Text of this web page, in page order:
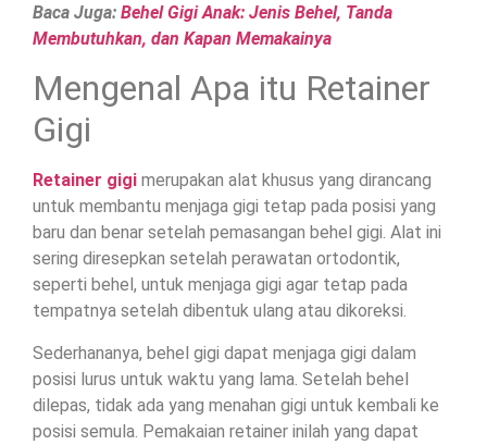
Baca Juga: Behel Gigi Anak: Jenis Behel, Tanda
Membutuhkan, dan Kapan Memakainya
Mengenal Apa itu Retainer
Gigi
Retainer gigi merupakan alat khusus yang dirancang
untuk membantu menjaga gigi tetap pada posisi yang
baru dan benar setelah pemasangan behel gigi. Alat ini
sering diresepkan setelah perawatan ortodontik,
seperti behel, untuk menjaga gigi agar tetap pada
tempatnya setelah dibentuk ulang atau dikoreksi.
Sederhananya, behel gigi dapat menjaga gigi dalam
posisi lurus untuk waktu yang lama. Setelah behel
dilepas, tidak ada yang menahan gigi untuk kembali ke
posisi semula. Pemakaian retainer inilah yang dapat